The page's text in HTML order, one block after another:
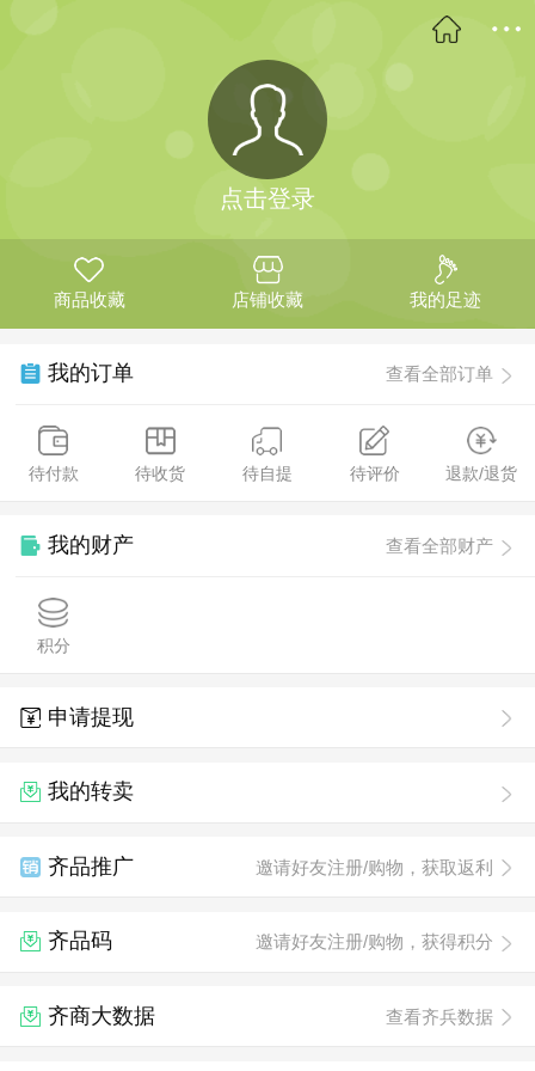
点击登录
商品收藏 店铺收藏 我的足迹
我的订单 查看全部订单
待付款 待收货 待自提 待评价 退款/退货
我的财产 查看全部财产
积分
申请提现
我的转卖
齐品推广 邀请好友注册/购物，获取返利
齐品码 邀请好友注册/购物，获得积分
齐商大数据 查看齐兵数据